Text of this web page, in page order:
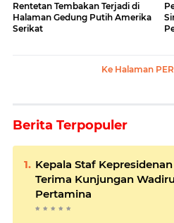
Rentetan Tembakan Terjadi di
Halaman Gedung Putih Amerika
Serikat
Ke Halaman
Berita Terpopuler
Kepala Staf Kepresidenan
Terima Kunjungan
Pertamina